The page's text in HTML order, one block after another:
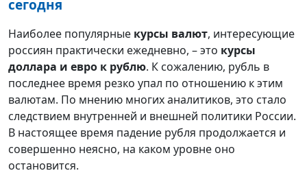
сегодня
Наиболее популярные курсы валют, интересующие
россиян практически ежедневно, – это курсы
доллара и евро к рублю. К сожалению, рубль в
последнее время резко упал по отношению к этим
валютам. По мнению многих аналитиков, это стало
следствием внутренней и внешней политики России.
В настоящее время падение рубля продолжается и
совершенно неясно, на каком уровне оно
остановится.